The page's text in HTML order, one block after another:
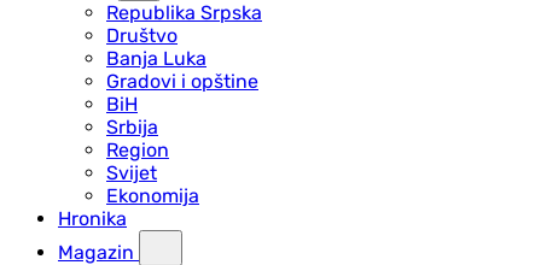
Republika Srpska
Društvo
Banja Luka
Gradovi i opštine
BiH
Srbija
Region
Svijet
Ekonomija
Hronika
Magazin